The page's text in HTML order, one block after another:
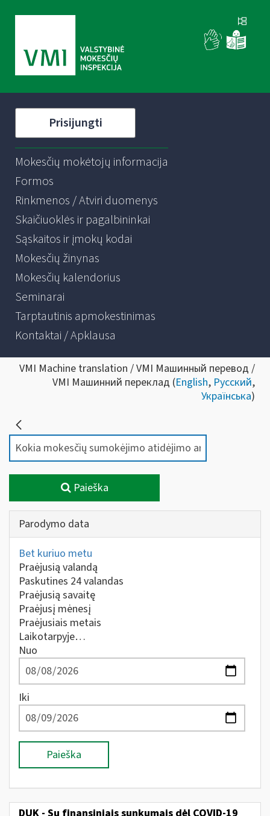
Prisijungti
Mokesčių mokėtojų informacija
Formos
Rinkmenos / Atviri duomenys
Skaičiuoklės ir pagalbininkai
Sąskaitos ir įmokų kodai
Mokesčių žinynas
Mokesčių kalendorius
Seminarai
Tarptautinis apmokestinimas
Kontaktai / Apklausa
VMI Machine translation / VMI Машинный перевод /
VMI Машинний переклад (English, Русский,
Українська)
Paieška
Parodymo data
Bet kuriuo metu
Praėjusią valandą
Paskutines 24 valandas
Praėjusią savaitę
Praėjusį mėnesį
Praėjusiais metais
Laikotarpyje…
Nuo
Iki
Paieška
DUK - Su finansiniais sunkumais dėl COVID-19